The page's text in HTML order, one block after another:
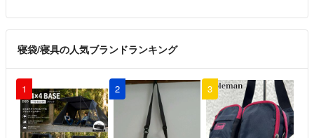
寝袋/寝具の人気ブランドランキング
1 2 3